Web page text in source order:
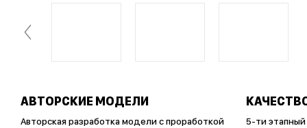
АВТОРСКИЕ МОДЕЛИ
Авторская разработка модели с проработкой
5-ти этапный